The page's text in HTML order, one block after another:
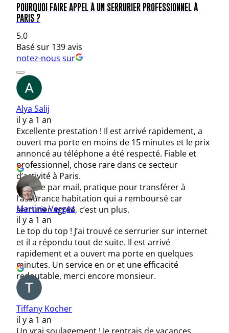
POURQUOI FAIRE APPEL À UN SERRURIER PROFESSIONNEL À
PARIS ?
5.0
Basé sur 139 avis
notez-nous sur
Alya Salij
il y a 1 an
Excellente prestation ! Il est arrivé rapidement, a
ouvert ma porte en moins de 15 minutes et le prix
annoncé au téléphone a été respecté. Fiable et
professionnel, chose rare dans ce secteur
d’activité à Paris.
Facture par mail, pratique pour transférer à
l’assurance habitation qui a remboursé car
serrurier agréé, c’est un plus.
Martine Vergez
il y a 1 an
Le top du top ! J’ai trouvé ce serrurier sur internet
et il a répondu tout de suite. Il est arrivé
rapidement et a ouvert ma porte en quelques
minutes. Un service en or et une efficacité
redoutable, merci encore monsieur.
Tiffany Kocher
il y a 1 an